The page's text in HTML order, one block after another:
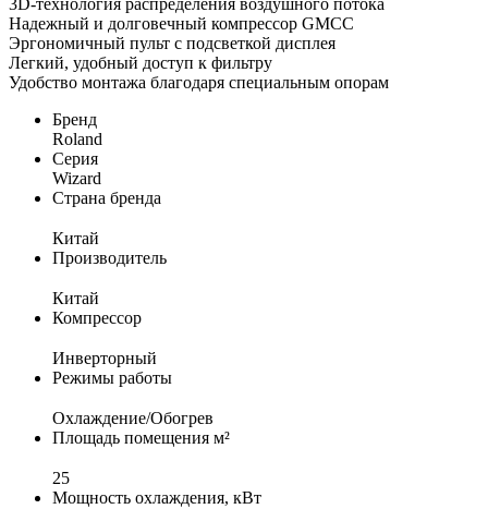
Надежный и долговечный компрессор GMCC
Эргономичный пульт с подсветкой дисплея
Легкий, удобный доступ к фильтру
Удобство монтажа благодаря специальным опорам
Бренд
Roland
Серия
Wizard
Страна бренда
Китай
Производитель
Китай
Компрессор
Инверторный
Режимы работы
Охлаждение/Обогрев
Площадь помещения м²
25
Мощность охлаждения, кВт